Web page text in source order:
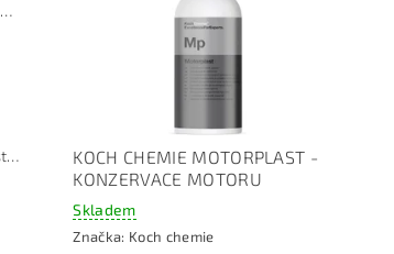
Koch Chemie Green Star Univerzal - Univerzální čistič
Koch Chemie Pol Star - čistič kůže, textilu a alcantary, objem 1 L
KOCH CHEMIE MOTORPLAST -
KONZERVACE MOTORU
Skladem
Značka: Koch chemie